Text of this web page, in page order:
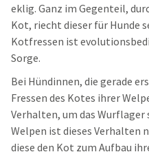
eklig. Ganz im Gegenteil,
Kot, riecht dieser für Hunde
Kotfressen ist
Sorge.
Bei Hündinnen, die gerade
Fressen des Kotes ihrer
Verhalten, um das Wurflager
Welpen ist dieses Verhalten
diese den Kot zum Aufbau